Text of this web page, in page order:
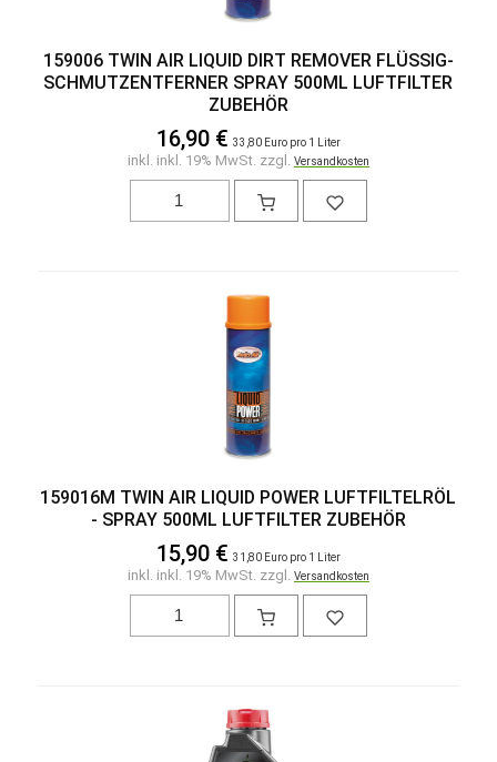
159006 TWIN AIR LIQUID DIRT REMOVER FLÜSSIG-
SCHMUTZENTFERNER SPRAY 500ML LUFTFILTER
ZUBEHÖR
16,90 € 33,80 Euro pro 1 Liter
inkl. inkl. 19% MwSt. zzgl. Versandkosten
159016M TWIN AIR LIQUID POWER LUFTFILTELRÖL
- SPRAY 500ML LUFTFILTER ZUBEHÖR
15,90 € 31,80 Euro pro 1 Liter
inkl. inkl. 19% MwSt. zzgl. Versandkosten